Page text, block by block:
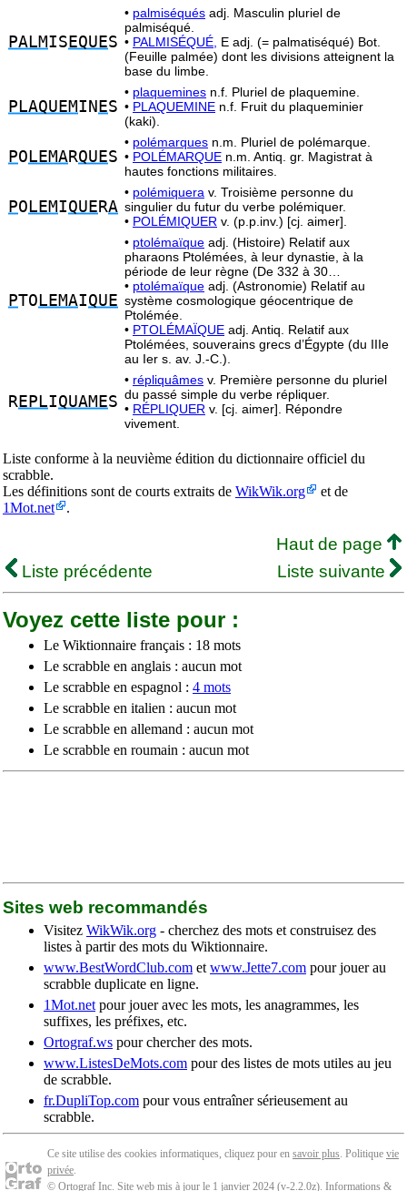
PALMIS EQUES
• palmiséqués adj. Masculin pluriel de
palmiséqué.
• PALMISÉQUÉ, E adj. (= palmatiséqué) Bot.
(Feuille palmée) dont les divisions atteignent la
base du limbe.
PLAQUEMIN ES
• plaquemines n.f. Pluriel de plaquemine.
• PLAQUEMINE n.f. Fruit du plaqueminier
(kaki).
PO LEMARQUES
• polémarques n.m. Pluriel de polémarque.
• POLÉMARQUE n.m. Antiq. gr. Magistrat à
hautes fonctions militaires.
PO LEMIQUE RA
• polémiquera v. Troisième personne du
singulier du futur du verbe polémiquer.
• POLÉMIQUER v. (p.p.inv.) [cj. aimer].
PTO LEMAIQUE
• ptolémaïque adj. (Histoire) Relatif aux
pharaons Ptolémées, à leur dynastie, à la
période de leur règne (De 332 à 30…
• ptolémaïque adj. (Astronomie) Relatif au
système cosmologique géocentrique de
Ptolémée.
• PTOLÉMAÏQUE adj. Antiq. Relatif aux
Ptolémées, souverains grecs d’Égypte (du IIIe
au Ier s. av. J.-C.).
REPLIQUAMES
• répliquâmes v. Première personne du pluriel
du passé simple du verbe répliquer.
• RÉPLIQUER v. [cj. aimer]. Répondre
vivement.
Liste conforme à la neuvième édition du dictionnaire officiel du
scrabble.
Les définitions sont de courts extraits de WikWik.org
et de
1Mot.net
.
Haut de page
Liste précédente
Liste suivante
Voyez cette liste pour :
Le Wiktionnaire français : 18 mots
Le scrabble en anglais : aucun mot
Le scrabble en espagnol : 4 mots
Le scrabble en italien : aucun mot
Le scrabble en allemand : aucun mot
Le scrabble en roumain : aucun mot
Sites web recommandés
Visitez WikWik.org - cherchez des mots et construisez des
listes à partir des mots du Wiktionnaire.
www.BestWordClub.com et www.Jette7.com pour jouer au
scrabble duplicate en ligne.
1Mot.net pour jouer avec les mots, les anagrammes, les
suffixes, les préfixes, etc.
Ortograf.ws pour chercher des mots.
www.ListesDeMots.com pour des listes de mots utiles au jeu
de scrabble.
fr.DupliTop.com pour vous entraîner sérieusement au
scrabble.
Ce site utilise des cookies informatiques, cliquez pour en savoir plus. Politique vie
privée.
© Ortograf Inc. Site web mis à jour le 1 janvier 2024 (v-2.2.0z). Informations &